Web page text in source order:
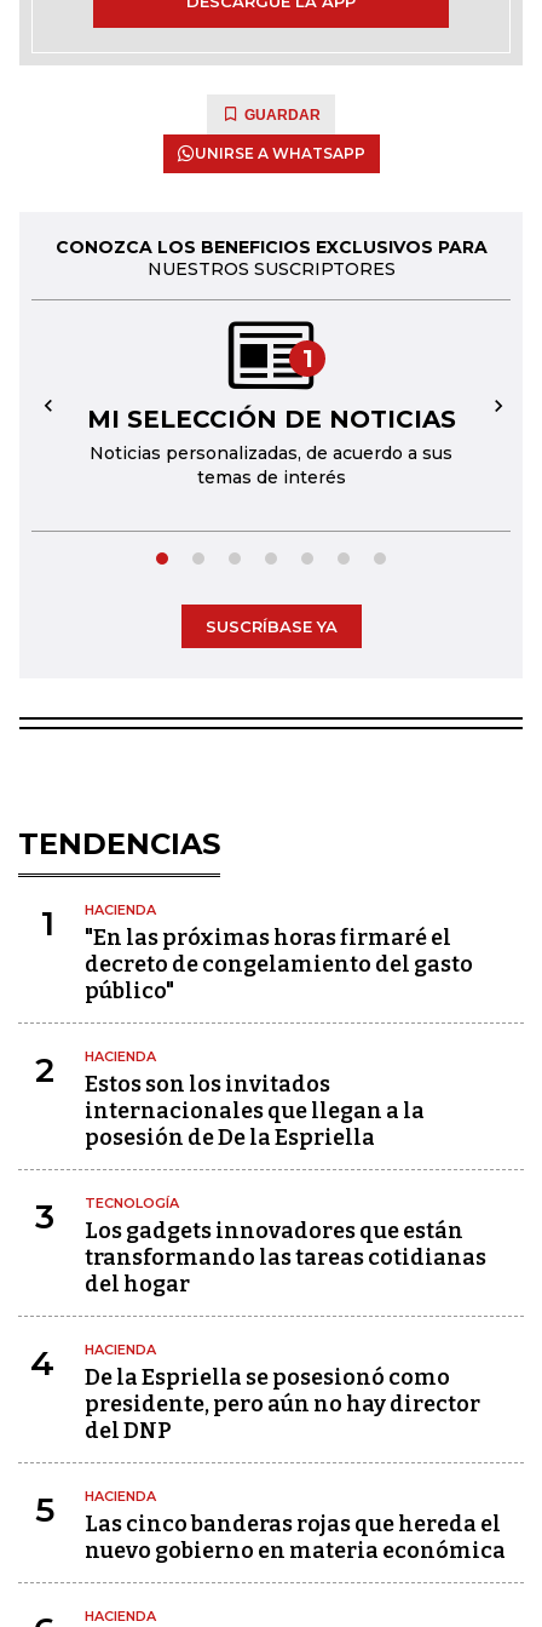
GUARDAR
UNIRSE A WHATSAPP
CONOZCA LOS BENEFICIOS EXCLUSIVOS PARA
NUESTROS SUSCRIPTORES
1
MI SELECCIÓN DE NOTICIAS
Noticias personalizadas, de acuerdo a sus
temas de interés
← →
SUSCRÍBASE YA
TENDENCIAS
1 HACIENDA
"En las próximas horas firmaré el
decreto de congelamiento del gasto
público"
2 HACIENDA
Estos son los invitados
internacionales que llegan a la
posesión de De la Espriella
3 TECNOLOGÍA
Los gadgets innovadores que están
transformando las tareas cotidianas
del hogar
4 HACIENDA
De la Espriella se posesionó como
presidente, pero aún no hay director
del DNP
5 HACIENDA
Las cinco banderas rojas que hereda el
nuevo gobierno en materia económica
HACIENDA